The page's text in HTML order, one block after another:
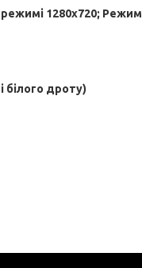
режимі 1280х720; Режим
білого дроту)